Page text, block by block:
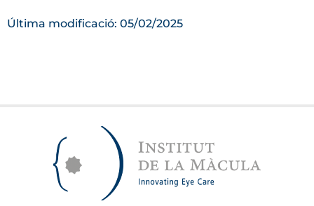
Última modificació: 05/02/2025